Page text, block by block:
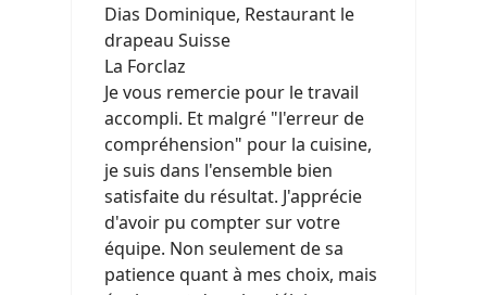
Dias Dominique, Restaurant le
drapeau Suisse
La Forclaz
Je vous remercie pour le travail
accompli. Et malgré "l'erreur de
compréhension" pour la cuisine,
je suis dans l'ensemble bien
satisfaite du résultat. J'apprécie
d'avoir pu compter sur votre
équipe. Non seulement de sa
patience quant à mes choix, mais